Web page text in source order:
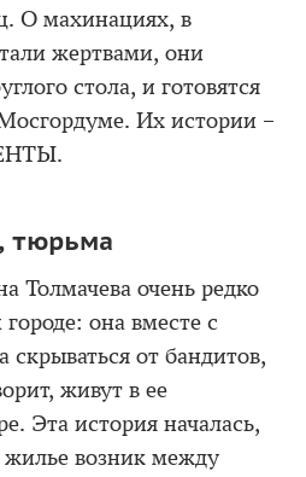
О махинациях, в
жертвами, они
стола, и готовятся
Их истории –
тюрьма
Толмачева очень редко
она вместе с
от бандитов,
живут в ее
Эта история началась,
жилье возник между